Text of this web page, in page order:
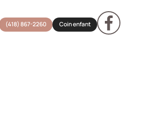
(418) 867-2260 Coin enfant